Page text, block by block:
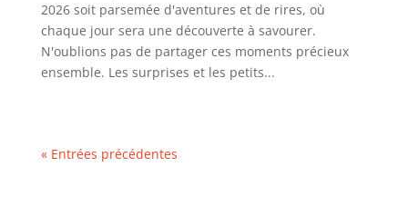
2026 soit parsemée d'aventures et de rires, où
chaque jour sera une découverte à savourer.
N'oublions pas de partager ces moments précieux
ensemble. Les surprises et les petits...
« Entrées précédentes